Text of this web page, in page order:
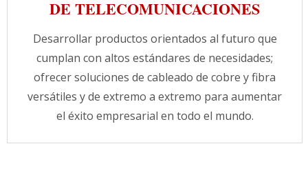
menos generación de calor, el cable LAN de
transmisión estable para el cableado
estructurado. Planifique sabiamente para las
próximas décadas. CRXCabling proporciona
productos de enlace permanente Cat.6A
completos, que pueden establecer una
experiencia de red más rápida y mejor, y toda
producto de 25 años.
DE TELECOMUNICACIONES
Desarrollar productos orientados al futuro que
cumplan con altos estándares de necesidades;
ofrecer soluciones de cableado de cobre y fibra
versátiles y de extremo a extremo para aumentar
el éxito empresarial en todo el mundo.